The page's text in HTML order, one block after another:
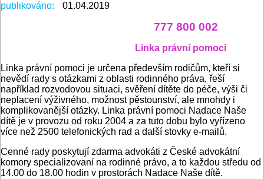
publikováno: 01.04.2019
777 800 002
Linka právní pomoci
Linka právní pomoci je určena především rodičům, kteří si
nevědí rady s otázkami z oblasti rodinného práva, řeší
například rozvodovou situaci, svěření dítěte do péče, výši či
neplacení výživného, možnost pěstounství, ale mnohdy i
komplikovanější otázky. Linka právní pomoci Nadace Naše
dítě je v provozu od roku 2004 a za tuto dobu bylo vyřízeno
více než 2500 telefonických rad a další stovky e-mailů.
Cenné rady poskytují zdarma advokáti z České advokátní
komory specializovaní na rodinné právo, a to každou středu od
14.00 do 18.00 hodin v prostorách Nadace Naše dítě.